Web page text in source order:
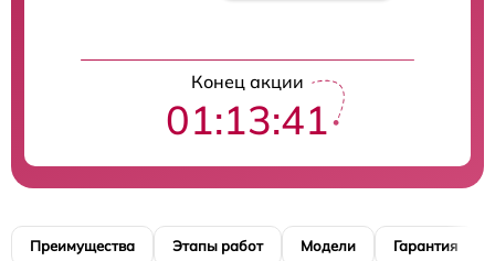
Конец акции
01:13:40
Преимущества Этапы работ Модели Гарантия